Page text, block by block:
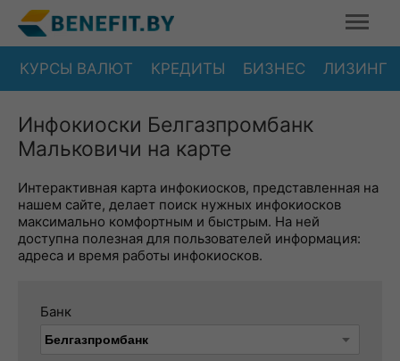
КУРСЫ ВАЛЮТ КРЕДИТЫ БИЗНЕС ЛИЗИНГ
Инфокиоски Белгазпромбанк
Мальковичи на карте
Интерактивная карта инфокиосков, представленная на
нашем сайте, делает поиск нужных инфокиосков
максимально комфортным и быстрым. На ней
доступна полезная для пользователей информация:
адреса и время работы инфокиосков.
Банк